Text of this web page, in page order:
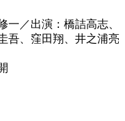
一／出演：橋詰高志、
吾、窪田翔、井之浦亮